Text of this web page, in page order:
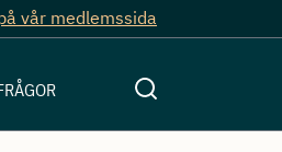
vår medlemssida